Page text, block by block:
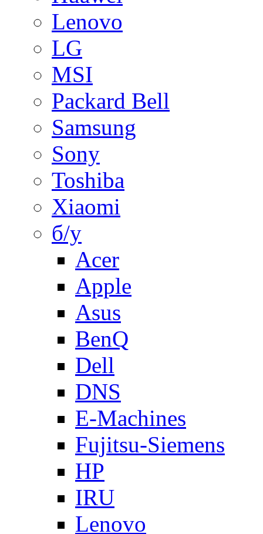
Lenovo
LG
MSI
Packard Bell
Samsung
Sony
Toshiba
Xiaomi
б/у
Acer
Apple
Asus
BenQ
Dell
DNS
E-Machines
Fujitsu-Siemens
HP
IRU
Lenovo